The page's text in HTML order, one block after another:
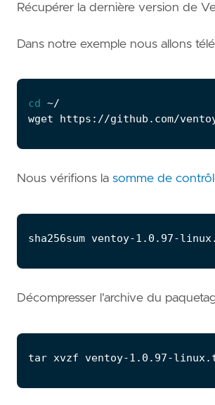
Récupérer la dernière version de
Dans notre exemple nous allons
cd
Nous vérifions la somme de
Décompresser l'archive du